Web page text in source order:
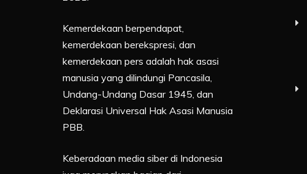
Kemerdekaan berpendapat,
kemerdekaan berekspresi, dan
kemerdekaan pers adalah hak asasi
manusia yang dilindungi Pancasila,
Undang-Undang Dasar 1945, dan
Deklarasi Universal Hak Asasi Manusia
PBB.
Keberadaan media siber di Indonesia